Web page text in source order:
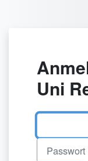
Uni
Benutzername
Passwort